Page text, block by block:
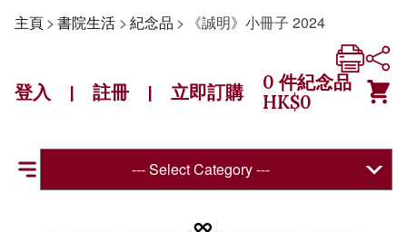
主頁> 書院生活 > 紀念品 > 《誠明》小冊子 2024
登入 | 註冊 | 立即訂購 0 件紀念品
HK$0
--- Select Category ---